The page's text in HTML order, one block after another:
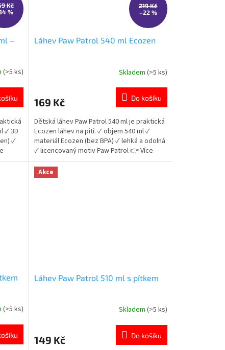
Kč
%
–
(>5 ks)
✓ 3D
✓
219 Kč
–22 %
Láhev Paw Patrol 540 ml Ecozen
je
z
5
hvězdiček.
Skladem (>5 ks)
169 Kč Do košíku
Dětská láhev Paw Patrol 540 ml je praktická
Ecozen láhev na pití. ✓ objem 540 ml ✓
materiál Ecozen (bez BPA) ✓ lehká a odolná
✓ licencovaný motiv Paw Patrol 👉 Více
produktů Paw Patrol
(>5 ks)
Akce
Láhev Paw Patrol 510 ml s pítkem
je
Skladem (>5 ks)
149 Kč Do košíku